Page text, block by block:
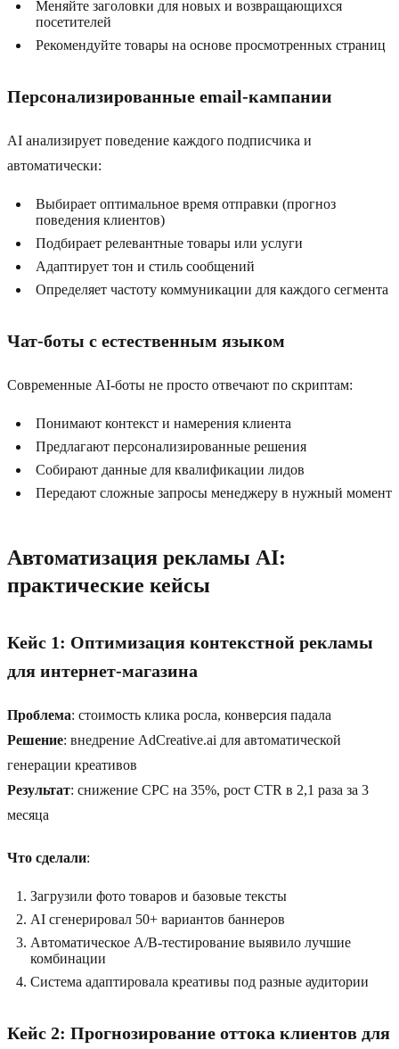
Меняйте заголовки для новых и возвращающихся
посетителей
Рекомендуйте товары на основе просмотренных страниц
Персонализированные email-кампании
AI анализирует поведение каждого подписчика и
автоматически:
Выбирает оптимальное время отправки (прогноз
поведения клиентов)
Подбирает релевантные товары или услуги
Адаптирует тон и стиль сообщений
Определяет частоту коммуникации для каждого сегмента
Чат-боты с естественным языком
Современные AI-боты не просто отвечают по скриптам:
Понимают контекст и намерения клиента
Предлагают персонализированные решения
Собирают данные для квалификации лидов
Передают сложные запросы менеджеру в нужный момент
Автоматизация рекламы AI:
практические кейсы
Кейс 1: Оптимизация контекстной рекламы
для интернет-магазина
Проблема: стоимость клика росла, конверсия падала
Решение: внедрение AdCreative.ai для автоматической
генерации креативов
Результат: снижение CPC на 35%, рост CTR в 2,1 раза за 3
месяца
Что сделали:
Загрузили фото товаров и базовые тексты
AI сгенерировал 50+ вариантов баннеров
Автоматическое A/B-тестирование выявило лучшие
комбинации
Система адаптировала креативы под разные аудитории
Кейс 2: Прогнозирование оттока клиентов для